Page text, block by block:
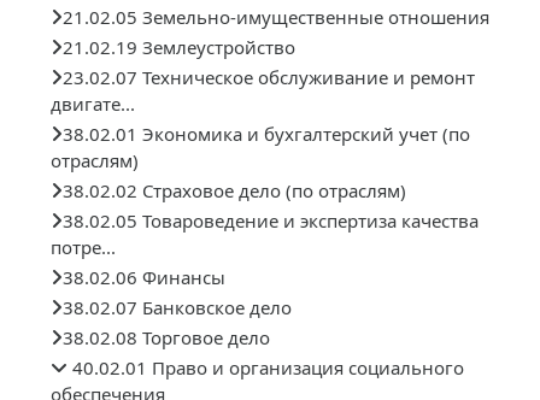
21.02.05 Земельно-имущественные отношения
21.02.19 Землеустройство
23.02.07 Техническое обслуживание и ремонт
двигате...
38.02.01 Экономика и бухгалтерский учет (по
отраслям)
38.02.02 Страховое дело (по отраслям)
38.02.05 Товароведение и экспертиза качества
потре...
38.02.06 Финансы
38.02.07 Банковское дело
38.02.08 Торговое дело
40.02.01 Право и организация социального
обеспечения